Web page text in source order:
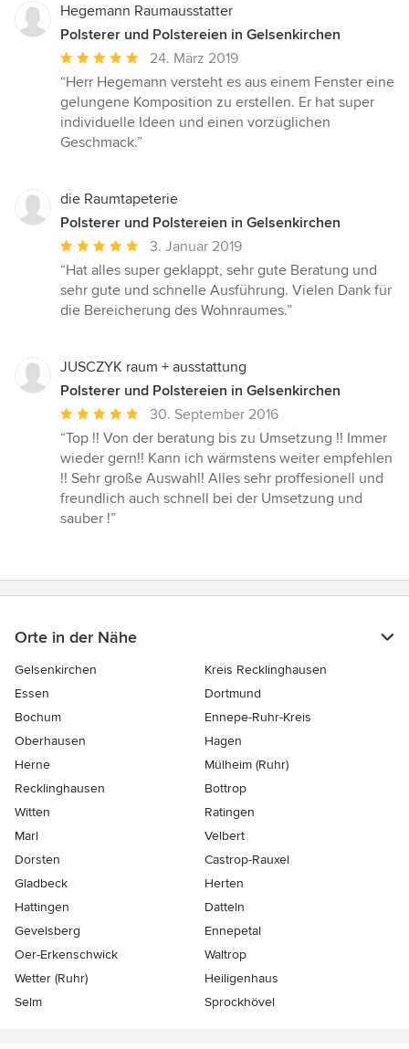
Hegemann Raumausstatter
Polsterer und Polstereien in Gelsenkirchen
Durchschnittliche
Bewertung:
5
von
5
24. März 2019
“Herr Hegemann versteht es aus einem Fenster eine
gelungene Komposition zu erstellen. Er hat super
individuelle Ideen und einen vorzüglichen
Geschmack.”
die Raumtapeterie
Polsterer und Polstereien in Gelsenkirchen
Durchschnittliche
Bewertung:
5
von
3. Januar 2019
“Hat alles super geklappt, sehr gute Beratung und
sehr gute und schnelle Ausführung. Vielen Dank für
die Bereicherung des Wohnraumes.”
JUSCZYK raum + ausstattung
Polsterer und Polstereien in Gelsenkirchen
Durchschnittliche
Bewertung:
5
von
5
Sternen
30. September 2016
“Top !! Von der beratung bis zu Umsetzung !! Immer
wieder gern!! Kann ich wärmstens weiter empfehlen
!! Sehr große Auswahl! Alles sehr proffesionell und
freundlich auch schnell bei der Umsetzung und
sauber !”
Orte in der Nähe
Gelsenkirchen
Kreis Recklinghausen
Essen
Dortmund
Bochum
Ennepe-Ruhr-Kreis
Oberhausen
Hagen
Herne
Mülheim (Ruhr)
Recklinghausen
Bottrop
Witten
Ratingen
Marl
Velbert
Dorsten
Castrop-Rauxel
Gladbeck
Herten
Hattingen
Datteln
Gevelsberg
Ennepetal
Oer-Erkenschwick
Waltrop
Wetter (Ruhr)
Heiligenhaus
Selm
Sprockhövel